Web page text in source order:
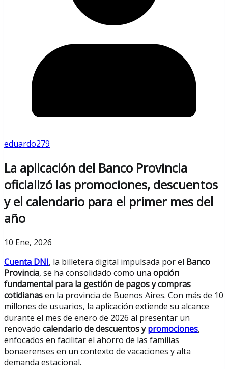
eduardo279
La aplicación del Banco Provincia
oficializó las promociones, descuentos
y el calendario para el primer mes del
año
10 Ene, 2026
Cuenta DNI, la billetera digital impulsada por el Banco
Provincia, se ha consolidado como una opción
fundamental para la gestión de pagos y compras
cotidianasen la provincia de Buenos Aires. Con más de 10
millones de usuarios, la aplicación extiende su alcance
durante el mes de enero de 2026 al presentar un
renovado calendario de descuentos ypromociones,
enfocados en facilitar el ahorro de las familias
bonaerenses en un contexto de vacaciones y alta
demanda estacional.